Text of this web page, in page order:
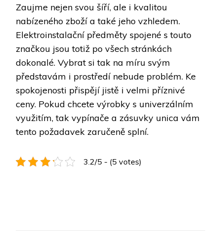
Zaujme nejen svou šíří, ale i kvalitou
nabízeného zboží a také jeho vzhledem.
Elektroinstalační předměty spojené s touto
značkou jsou totiž po všech stránkách
dokonalé. Vybrat si tak na míru svým
představám i prostředí nebude problém. Ke
spokojenosti přispějí jistě i velmi příznivé
ceny. Pokud chcete výrobky s univerzálním
využitím, tak vypínače a zásuvky unica vám
tento požadavek zaručeně splní.
3.2/5 - (5 votes)